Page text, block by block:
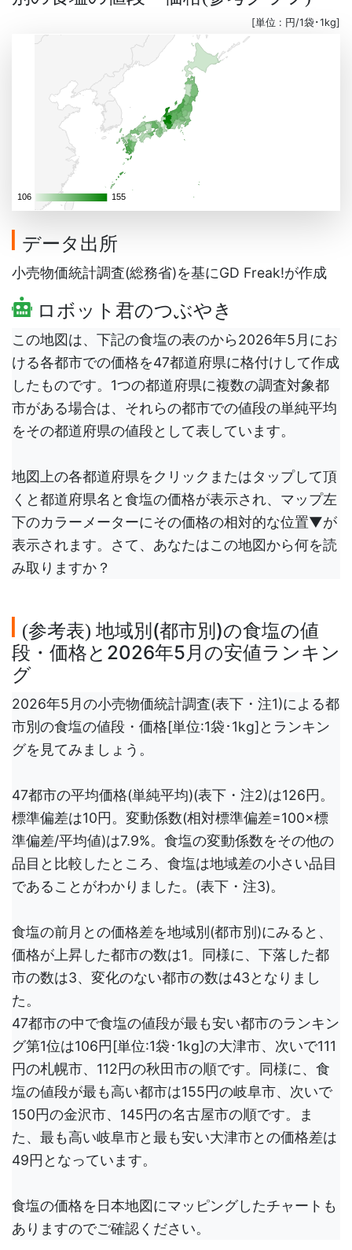
[単位 : 円/1袋･1kg]
106
106 155
155
データ出所
小売物価統計調査(総務省)を基にGD Freak!が作成
ロボット君のつぶやき
この地図は、下記の食塩の表のから2026年5月にお
ける各都市での価格を47都道府県に格付けして作成
したものです。1つの都道府県に複数の調査対象都
市がある場合は、それらの都市での値段の単純平均
をその都道府県の値段として表しています。
地図上の各都道府県をクリックまたはタップして頂
くと都道府県名と食塩の価格が表示され、マップ左
下のカラーメーターにその価格の相対的な位置▼が
表示されます。さて、あなたはこの地図から何を読
み取りますか？
(参考表) 地域別(都市別)の食塩の値
段・価格と2026年5月の安値ランキン
グ
2026年5月の小売物価統計調査(表下・注1)による都
市別の食塩の値段・価格[単位:1袋･1kg]とランキン
グを見てみましょう。
47都市の平均価格(単純平均)(表下・注2)は126円。
標準偏差は10円。変動係数(相対標準偏差=100×標
準偏差/平均値)は7.9%。食塩の変動係数をその他の
品目と比較したところ、食塩は地域差の小さい品目
であることがわかりました。(表下・注3)。
食塩の前月との価格差を地域別(都市別)にみると、
価格が上昇した都市の数は1。同様に、下落した都
市の数は3、変化のない都市の数は43となりまし
た。
47都市の中で食塩の値段が最も安い都市のランキン
グ第1位は106円[単位:1袋･1kg]の大津市、次いで111
円の札幌市、112円の秋田市の順です。同様に、食
塩の値段が最も高い都市は155円の岐阜市、次いで
150円の金沢市、145円の名古屋市の順です。ま
た、最も高い岐阜市と最も安い大津市との価格差は
49円となっています。
食塩の価格を日本地図にマッピングしたチャートも
ありますのでご確認ください。